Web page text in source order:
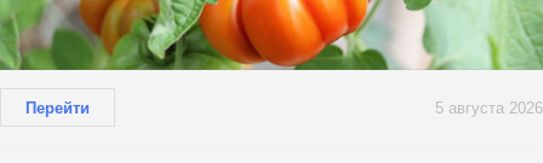
Перейти 5 августа 2026